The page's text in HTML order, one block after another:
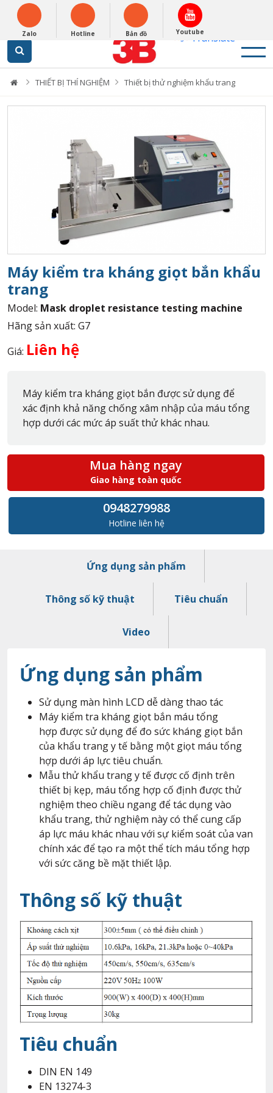
Powered by
Translate
English
0948279988
THIẾT BỊ THÍ NGHIỆM Thiết bị thử nghiệm khẩu trang
Máy kiểm tra kháng giọt bắn khẩu
trang
Model: Mask droplet resistance testing machine
Hãng sản xuất: G7
Giá: Liên hệ
Máy kiểm tra kháng giọt bắn được sử dụng để
xác định khả năng chống xâm nhập của máu tổng
hợp dưới các mức áp suất thử khác nhau.
Mua hàng ngay
Giao hàng toàn quốc
0948279988
Hotline liên hệ
Ứng dụng sản phẩm
Thông số kỹ thuật Tiêu chuẩn
Video
Ứng dụng sản phẩm
Sử dụng màn hình LCD dễ dàng thao tác
Máy kiểm tra kháng giọt bắn máu tổng
hợp được sử dụng để đo sức kháng giọt bắn
của khẩu trang y tế bằng một giọt máu tổng
hợp dưới áp lực tiêu chuẩn.
Mẫu thử khẩu trang y tế được cố định trên
thiết bị kẹp, máu tổng hợp cố định được thử
nghiệm theo chiều ngang để tác dụng vào
khẩu trang, thử nghiệm này có thể cung cấp
áp lực máu khác nhau với sự kiểm soát của van
chính xác để tạo ra một thể tích máu tổng hợp
với sức căng bề mặt thiết lập.
Thông số kỹ thuật
Tiêu chuẩn
DIN EN 149
EN 13274-3
Zalo Hotline Bản đồ Youtube